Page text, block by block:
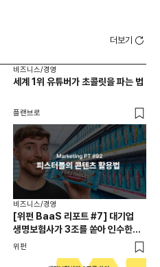
더보기
비즈니스/경영
세계 1위 유튜버가 초콜릿을 파는 법
플랜브로
비즈니스/경영
[위펀 BaaS 리포트 #7] 대기업
생명보험사가 3조를 쏟아 인수한
일본 BaaS 회사의 정체는?
위펀